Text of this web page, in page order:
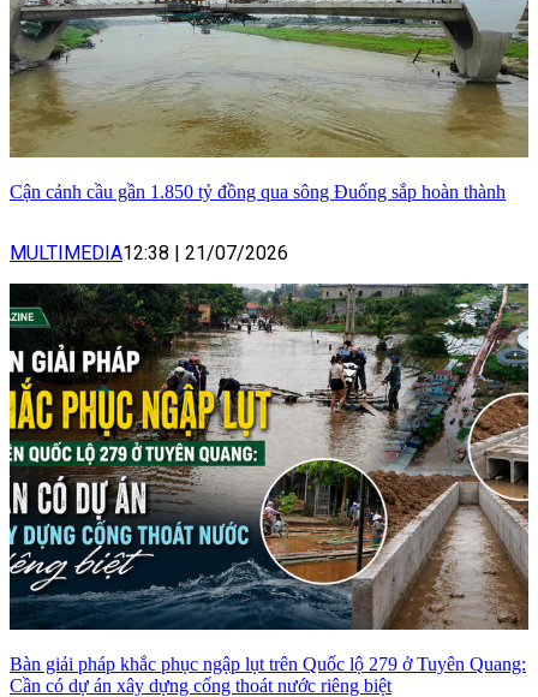
Cận cảnh cầu gần 1.850 tỷ đồng qua sông Đuống sắp hoàn thành
MULTIMEDIA12:38 | 21/07/2026
Bàn giải pháp khắc phục ngập lụt trên Quốc lộ 279 ở Tuyên Quang:
Cần có dự án xây dựng cống thoát nước riêng biệt